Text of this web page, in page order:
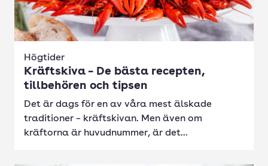
Högtider
Kräftskiva – De bästa recepten,
tillbehören och tipsen
Det är dags för en av våra mest älskade
traditioner – kräftskivan. Men även om
kräftorna är huvudnummer, är det...